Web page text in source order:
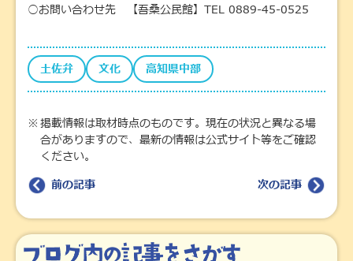
○お問い合わせ先 【吾桑公民館】TEL 0889-45-0525
土佐弁 文化 高知県中部
掲載情報は取材時点のものです。現在の状況と異なる場
合がありますので、最新の情報は公式サイト等をご確認
ください。
前の記事 次の記事